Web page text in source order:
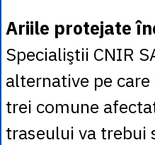
Ariile protejate
Specialiştii CNIR
alternative pe
trei comune
traseului va trebui